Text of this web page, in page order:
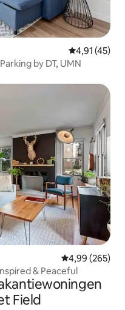
Gemiddelde
4,91 (45)
by DT, UMN
Gemiddelde
4,99 (265)
& Peaceful
Field